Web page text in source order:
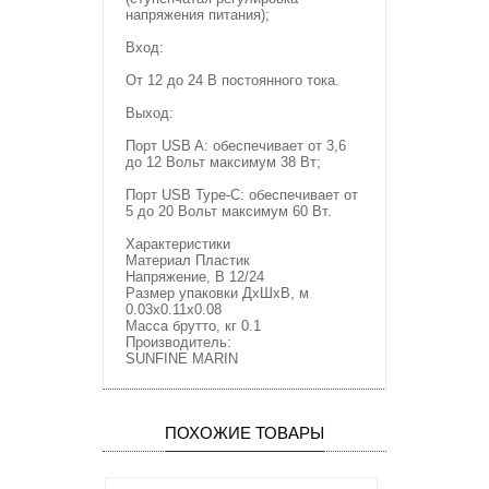
напряжения питания);
Вход:
От 12 до 24 В постоянного тока.
Выход:
Порт USB A: обеспечивает от 3,6
до 12 Вольт максимум 38 Вт;
Порт USB Type-C: обеспечивает от
5 до 20 Вольт максимум 60 Вт.
Характеристики
Материал Пластик
Напряжение, В 12/24
Размер упаковки ДхШхВ, м
0.03x0.11x0.08
Масса брутто, кг 0.1
Производитель:
SUNFINE MARIN
ПОХОЖИЕ ТОВАРЫ